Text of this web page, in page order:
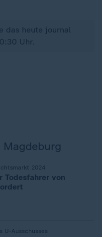
das heute journal
Uhr.
2024
Todesfahrer von
U-Ausschusses